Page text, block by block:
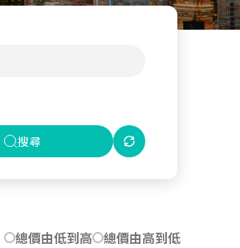
搜尋
總價由低到高 總價由高到低